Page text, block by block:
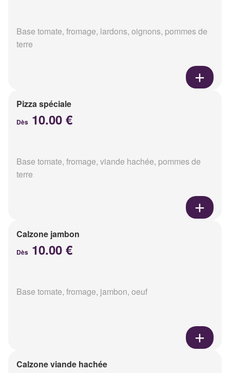
Base tomate, fromage, lardons, oignons, pommes de
terre
Pizza spéciale
Dès 10.00 €
Base tomate, fromage, viande hachée, pommes de
terre
Calzone jambon
Dès 10.00 €
Base tomate, fromage, jambon, oeuf
Calzone viande hachée